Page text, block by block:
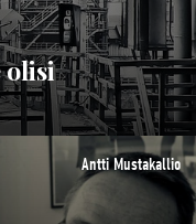
olisi
Antti Mustakallio